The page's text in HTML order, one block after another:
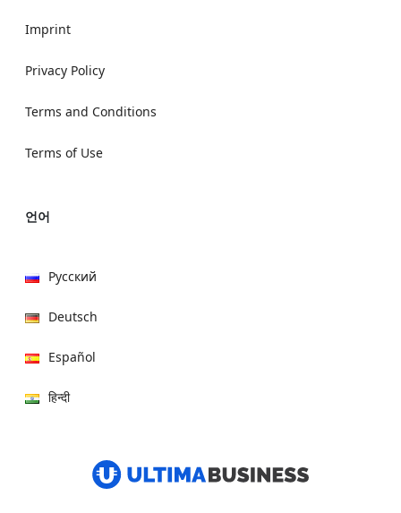
Imprint
Privacy Policy
Terms and Conditions
Terms of Use
언어
Русский
Deutsch
Español
हिन्दी